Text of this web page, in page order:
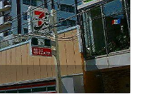
ext